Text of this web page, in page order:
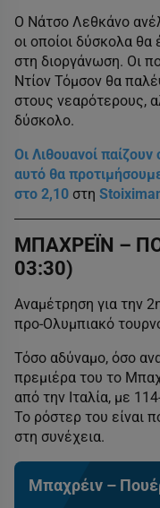
Ο Νάτσο Λεθκάνο
οι οποίοι δύσκολα θα
στη διοργάνωση. Οι
Ντίον Τόμσον θα
στους νεαρότερους,
δύσκολο.
Οι Λιθουανοί
αυτό θα
στο 2,10 στη
ΜΠΑΧΡΕΪΝ –
03:30)
Αναμέτρηση για την
προ-Ολυμπιακό
Τόσο αδύναμο, όσο
πρεμιέρα του το
από την Ιταλία, με
Το ρόστερ του είναι
στη συνέχεια.
Μπαχρέιν –